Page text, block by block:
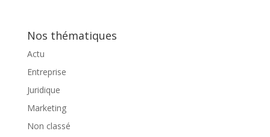
Nos thématiques
Actu
Entreprise
Juridique
Marketing
Non classé